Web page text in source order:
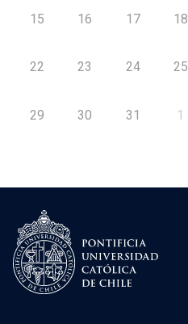
15 16 17 18
22 23 24 25
29 30 31 1